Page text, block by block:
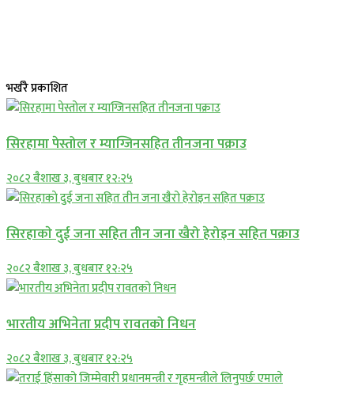
भर्खरै प्रकाशित
सिरहामा पेस्तोल र म्याग्जिनसहित तीनजना पक्राउ
२०८२ बैशाख ३, बुधबार १२:२५
सिरहाकाे दुई जना सहित तीन जना खैरो हेरोइन सहित पक्राउ
२०८२ बैशाख ३, बुधबार १२:२५
भारतीय अभिनेता प्रदीप रावतको निधन
२०८२ बैशाख ३, बुधबार १२:२५